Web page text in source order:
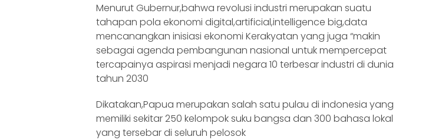
Menurut Gubernur,bahwa revolusi industri merupakan suatu
tahapan pola ekonomi digital,artificial,intelligence big,data
mencanangkan inisiasi ekonomi Kerakyatan yang juga “makin
sebagai agenda pembangunan nasional untuk mempercepat
tercapainya aspirasi menjadi negara 10 terbesar industri di dunia
tahun 2030
Dikatakan,Papua merupakan salah satu pulau di indonesia yang
memiliki sekitar 250 kelompok suku bangsa dan 300 bahasa lokal
yang tersebar di seluruh pelosok